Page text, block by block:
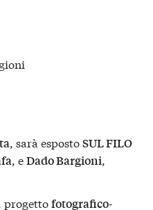
, sarà espostoSUL FILO
, eDado Bargioni
progettofotografico-